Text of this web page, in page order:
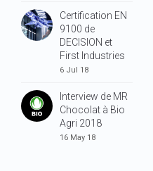
Certification EN
9100 de
DECISION et
First Industries
6 Jul 18
Interview de MR
Chocolat à Bio
Agri 2018
16 May 18